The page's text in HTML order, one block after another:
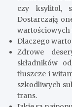
trans, które
deserom,
ryzyka chorób
diety to krok
Zdrowe